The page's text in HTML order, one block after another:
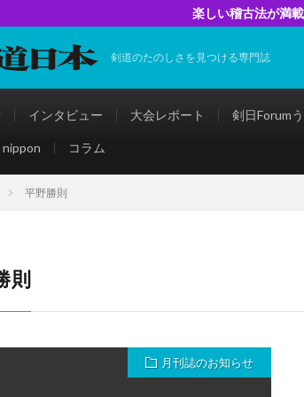
楽しい稽古法が満
剣道のたのしさを見つける専門誌
インタビュー 大会レポート 剣日Forum
コラム
平野勝則
則
月刊誌のお知らせ